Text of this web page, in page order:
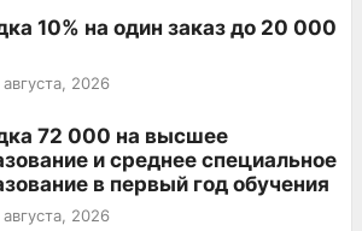
10% на один заказ до 20 000
2026
72 000 на высшее
и среднее специальное
в первый год обучения
2026